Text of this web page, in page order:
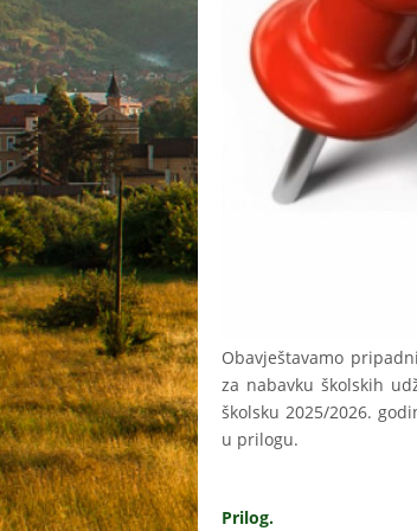
Obavještavamo
za nabavku školskih
školsku 2025/2026.
u prilogu.
Prilog.